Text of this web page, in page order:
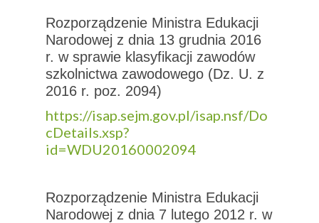
Rozporządzenie Ministra Edukacji
Narodowej z dnia 13 grudnia 2016
r. w sprawie klasyfikacji zawodów
szkolnictwa zawodowego (Dz. U. z
2016 r. poz. 2094)
https://isap.sejm.gov.pl/isap.nsf/Do
cDetails.xsp?
id=WDU20160002094
Rozporządzenie Ministra Edukacji
Narodowej z dnia 7 lutego 2012 r. w